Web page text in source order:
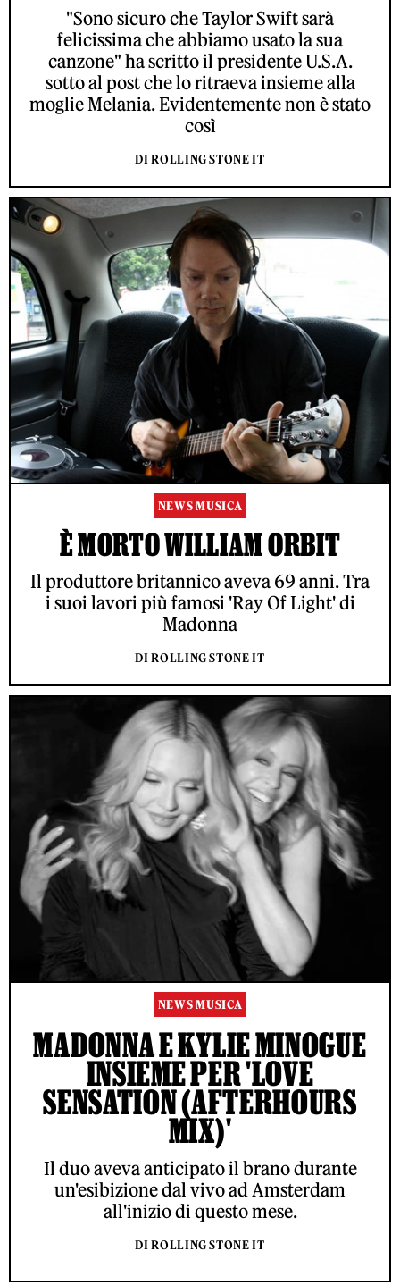
"Sono sicuro che Taylor Swift sarà
felicissima che abbiamo usato la sua
canzone" ha scritto il presidente U.S.A.
sotto al post che lo ritraeva insieme alla
moglie Melania. Evidentemente non è stato
così
DI ROLLING STONE IT
NEWS MUSICA
È MORTO WILLIAM ORBIT
Il produttore britannico aveva 69 anni. Tra
i suoi lavori più famosi 'Ray Of Light' di
Madonna
DI ROLLING STONE IT
NEWS MUSICA
MADONNA E KYLIE MINOGUE
INSIEME PER 'LOVE
SENSATION (AFTERHOURS
MIX)'
Il duo aveva anticipato il brano durante
un'esibizione dal vivo ad Amsterdam
all'inizio di questo mese.
DI ROLLING STONE IT